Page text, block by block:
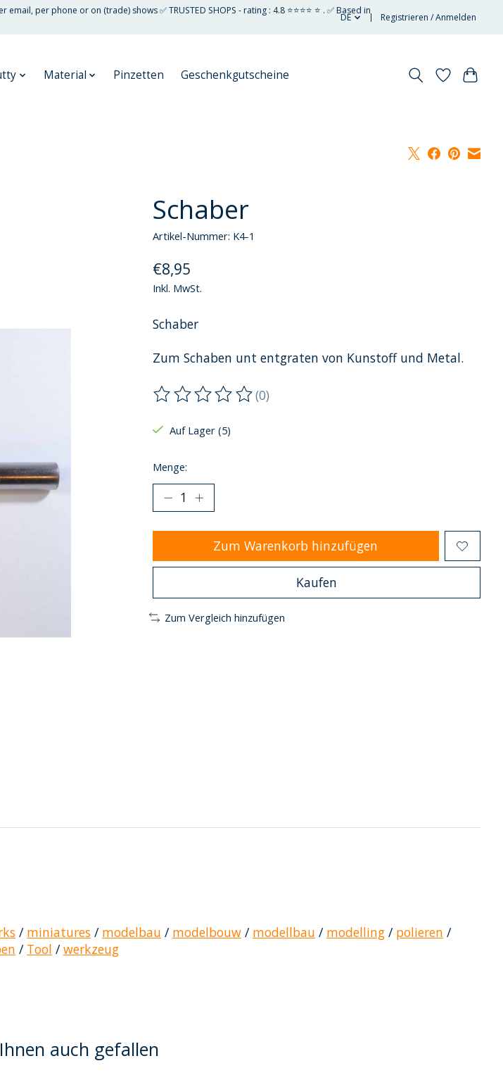
per phone or on (trade) shows ✅ TRUSTED SHOPS - rating : 4.8 ⭐⭐⭐⭐ ⭐ . ✅ Based in
DE Registrieren / Anmelden
Material Pinzetten Geschenkgutscheine
Schaber
Artikel-Nummer: K4-1
€8,95
Inkl. MwSt.
Schaber
Zum Schaben unt entgraten von Kunstoff und Metal.
Die Bewertung dieses Produkts ist
(0)
Auf Lager (5)
Menge:
Zum Warenkorb hinzufügen
Kaufen
Zum Vergleich hinzufügen
/ miniatures / modelbau / modelbouw / modellbau / modelling / polieren /
/ Tool /werkzeug
auch gefallen